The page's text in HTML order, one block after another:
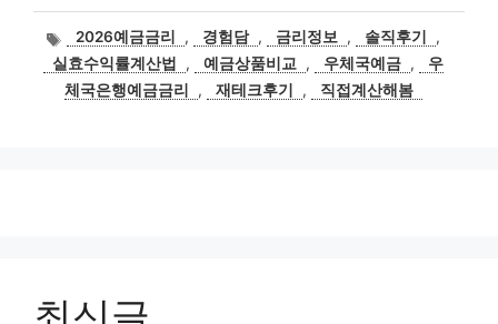
태
그
2026예금금리 , 경험담 , 금리정보 , 솔직후기
,
실효수익률계산법
, 예금상품비교 , 우체국예금 ,
우
체국은행예금금리
, 재테크후기 , 직접계산해봄